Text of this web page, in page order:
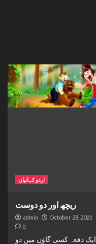
اردو کہانیاں
ریچھ اور دو دوست
admin October 28, 2021
0
ایک دفعہ کسی گاؤں میں دو